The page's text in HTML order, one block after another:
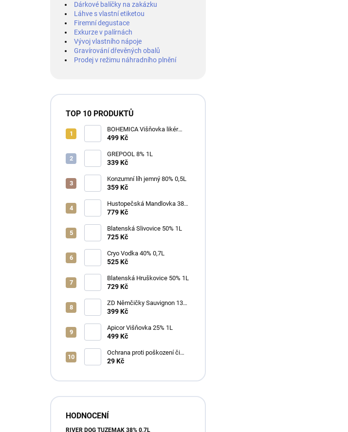
Dárkové balíčky na zakázku
Láhve s vlastní etiketou
Firemní degustace
Exkurze v palírnách
Vývoj vlastního nápoje
Gravírování dřevěných obalů
Prodej v režimu náhradního plnění
TOP 10 PRODUKTŮ
BOHEMICA Višňovka likér
25% 0,7L
499 Kč
GREPOOL 8% 1L
339 Kč
Konzumní líh jemný 80% 0,5L
359 Kč
Hustopečská Mandlovka 38%
1L
779 Kč
Blatenská Slivovice 50% 1L
725 Kč
Cryo Vodka 40% 0,7L
525 Kč
Blatenská Hruškovice 50% 1L
729 Kč
ZD Němčičky Sauvignon 13%
2025 Bag in Box 3L - suché
399 Kč
Apicor Višňovka 25% 1L
499 Kč
Ochrana proti poškození či
ztrátě
29 Kč
HODNOCENÍ
RIVER DOG TUZEMÁK 38% 0,7L